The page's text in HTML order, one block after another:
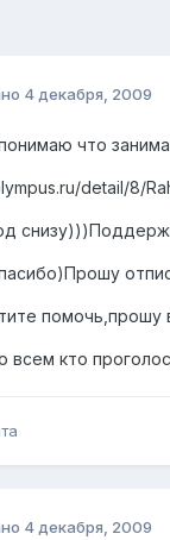
4 декабря, 2009
что
detail/8/
всем кто
4 декабря, 2009